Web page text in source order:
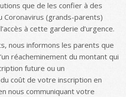
que de les confier à des
Coronavirus (grands-parents)
à cette garderie d’urgence.
nous informons les parents que
réacheminement du montant qui
future ou un
coût de votre inscription en
nous communiquant votre